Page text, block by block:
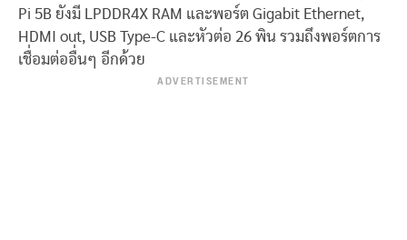
Pi 5B ยังมี LPDDR4X RAM และพอร์ต Gigabit Ethernet,
HDMI out, USB Type-C และหัวต่อ 26 พิน รวมถึงพอร์ตการ
เชื่อมต่ออื่นๆ อีกด้วย
ADVERTISEMENT